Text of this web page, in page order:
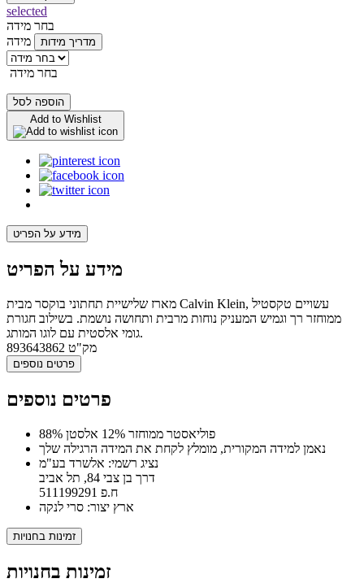
selected
בחר מידה
מידה
מדריך מידות
בחר מידה
הוספה לסל
Add to Wishlist
מידע על הפריט
מידע על הפריט
מארז שלישיית תחתוני בוקסר מבית Calvin Klein, עשויים טקסטיל
ממוחזר רך וגמיש המעניק נוחות מרבית ותחושה נושמת. בשילוב חגורת
גומי אלסטית עם לוגו המותג.
מק"ט 893643862
פרטים נוספים
פרטים נוספים
88% פוליאסטר ממוחזר 12% אלסטן
נאמן למידה המקורית, מומלץ לקחת את המידה הרגילה שלך
נציג רשמי: אלשרד בע"מ
דרך בן צבי 84, תל אביב
ח.פ 511199291
ארץ יצור: סרי לנקה
זמינות בחנויות
זמינות בחנויות